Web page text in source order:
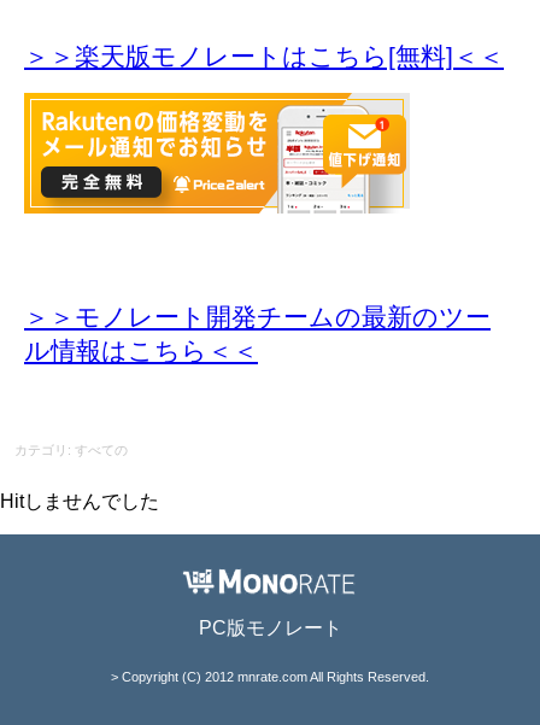
＞＞楽天版モノレートはこちら[無料]＜＜
＞＞モノレート開発チームの最新のツー
ル情報はこちら＜＜
カテゴリ: すべての
Hitしませんでした
PC版モノレート
> Copyright (C) 2012 mnrate.com All Rights Reserved.